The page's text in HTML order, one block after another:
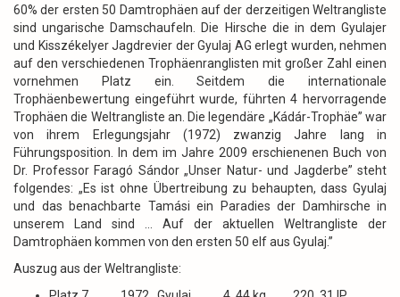
60% der ersten 50 Damtrophäen auf der derzeitigen Weltrangliste
sind ungarische Damschaufeln. Die Hirsche die in dem Gyulajer
und Kisszékelyer Jagdrevier der Gyulaj AG erlegt wurden, nehmen
auf den verschiedenen Trophäenranglisten mit großer Zahl einen
vornehmen Platz ein. Seitdem die internationale
Trophäenbewertung eingeführt wurde, führten 4 hervorragende
Trophäen die Weltrangliste an. Die legendäre „Kádár-Trophäe” war
von ihrem Erlegungsjahr (1972) zwanzig Jahre lang in
Führungsposition. In dem im Jahre 2009 erschienenen Buch von
Dr. Professor Faragó Sándor „Unser Natur- und Jagderbe” steht
folgendes: „Es ist ohne Übertreibung zu behaupten, dass Gyulaj
und das benachbarte Tamási ein Paradies der Damhirsche in
unserem Land sind … Auf der aktuellen Weltrangliste der
Damtrophäen kommen von den ersten 50 elf aus Gyulaj.”
Auszug aus der Weltrangliste: